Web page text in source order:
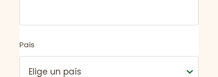
País